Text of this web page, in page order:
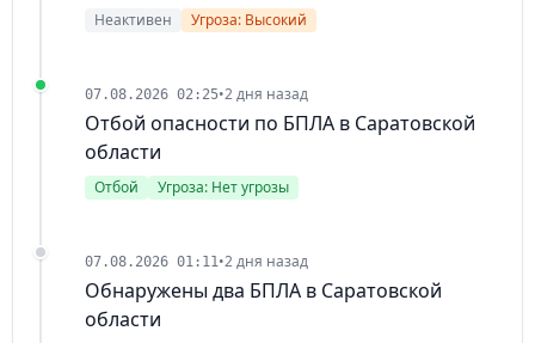
Неактивен Угроза: Высокий
07.08.2026 02:25•2 дня назад
Отбой опасности по БПЛА в Саратовской
области
Отбой Угроза: Нет угрозы
07.08.2026 01:11•2 дня назад
Обнаружены два БПЛА в Саратовской
области